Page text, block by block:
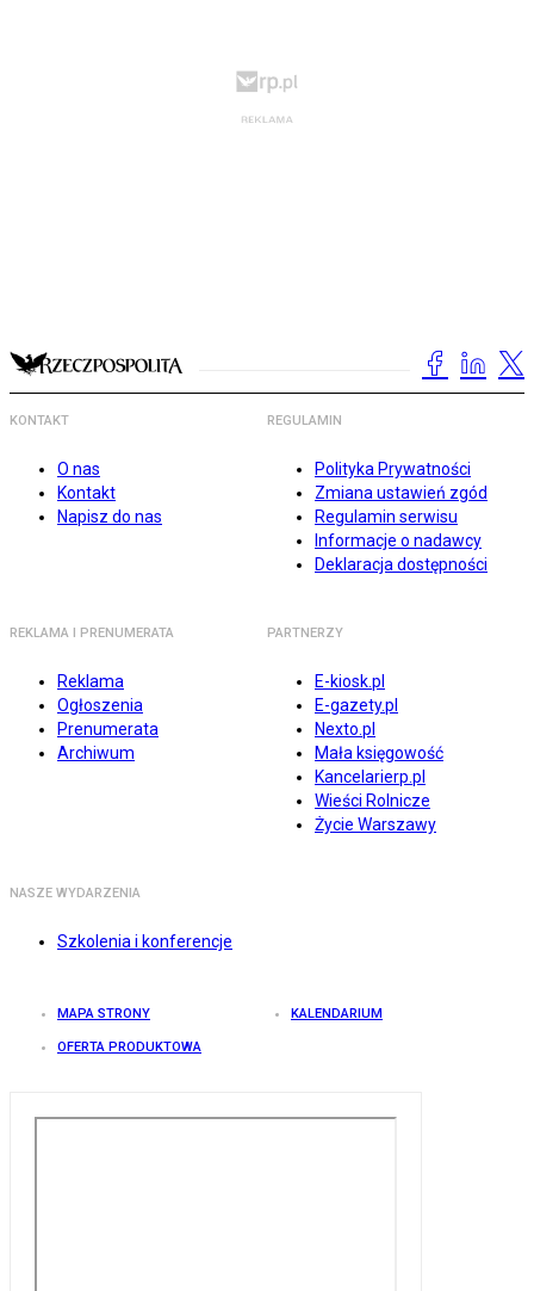
KONTAKT
O nas
Kontakt
Napisz do nas
REGULAMIN
Polityka Prywatności
Zmiana ustawień zgód
Regulamin serwisu
Informacje o nadawcy
Deklaracja dostępności
REKLAMA I PRENUMERATA
Reklama
Ogłoszenia
Prenumerata
Archiwum
PARTNERZY
E-kiosk.pl
E-gazety.pl
Nexto.pl
Mała księgowość
Kancelarierp.pl
Wieści Rolnicze
Życie Warszawy
NASZE WYDARZENIA
Szkolenia i konferencje
MAPA STRONY KALENDARIUM
OFERTA PRODUKTOWA